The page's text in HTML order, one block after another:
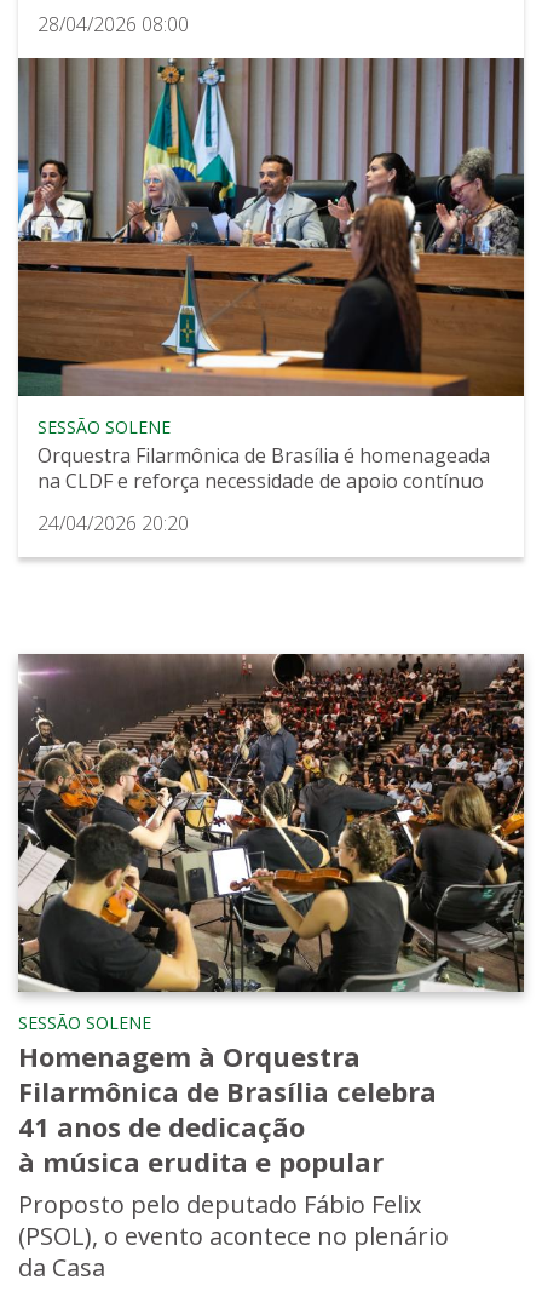
28/04/2026 08:00
SESSÃO SOLENE
Orquestra Filarmônica de Brasília é homenageada
na CLDF e reforça necessidade de apoio contínuo
24/04/2026 20:20
SESSÃO SOLENE
Homenagem à Orquestra
Filarmônica de Brasília celebra
41 anos de dedicação
à música erudita e popular
Proposto pelo deputado Fábio Felix
(PSOL), o evento acontece no plenário
da Casa